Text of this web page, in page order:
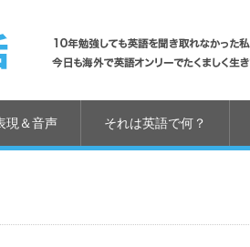
現＆音声 それは英語で何？